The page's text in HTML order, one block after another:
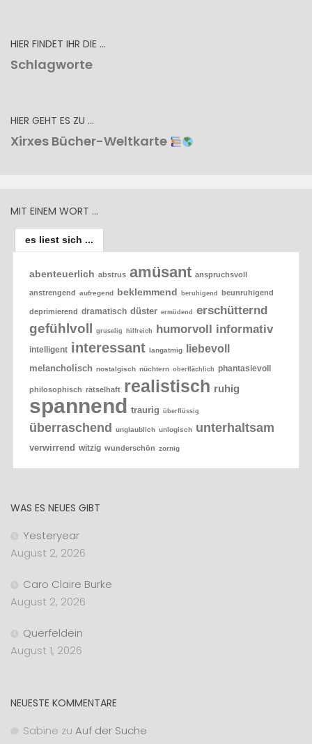
HIER FINDET IHR DIE …
Schlagworte
HIER GEHT ES ZU …
Xirxes Bücher-Weltkarte
MIT EINEM WORT …
es liest sich ...
abenteuerlich abstrus amüsant anspruchsvoll
anstrengend aufregend beklemmend beruhigend beunruhigend
deprimierend dramatisch düster ermüdend erschütternd
gefühlvoll gruselig hilfreich humorvoll informativ
intelligent interessant langatmig liebevoll
melancholisch nostalgisch nüchtern oberflächlich phantasievoll
philosophisch rätselhaft realistisch ruhig
spannend traurig überflüssig
überraschend unglaublich unlogisch unterhaltsam
verwirrend witzig wunderschön zornig
WAS ES NEUES GIBT
Yesteryear
August 2, 2026
Caro Claire Burke
August 2, 2026
Querfeldein
August 1, 2026
NEUESTE KOMMENTARE
Sabine zu Auf der Suche